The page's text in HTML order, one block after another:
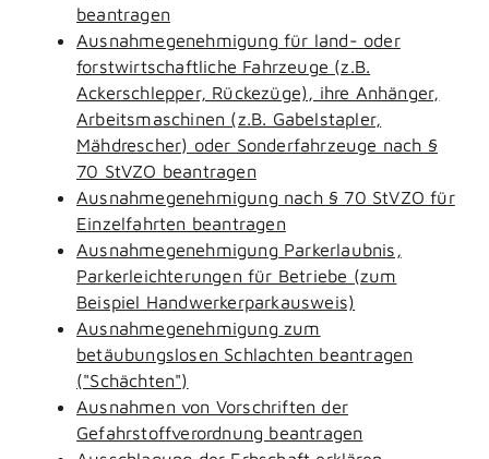
beantragen
Ausnahmegenehmigung für land- oder
forstwirtschaftliche Fahrzeuge (z.B.
Ackerschlepper, Rückezüge), ihre Anhänger,
Arbeitsmaschinen (z.B. Gabelstapler,
Mähdrescher) oder Sonderfahrzeuge nach §
70 StVZO beantragen
Ausnahmegenehmigung nach § 70 StVZO für
Einzelfahrten beantragen
Ausnahmegenehmigung Parkerlaubnis,
Parkerleichterungen für Betriebe (zum
Beispiel Handwerkerparkausweis)
Ausnahmegenehmigung zum
betäubungslosen Schlachten beantragen
("Schächten")
Ausnahmen von Vorschriften der
Gefahrstoffverordnung beantragen